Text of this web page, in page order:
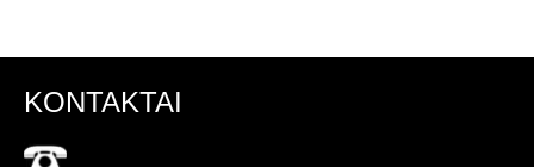
KONTAKTAI